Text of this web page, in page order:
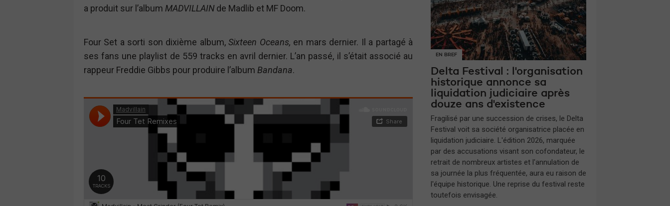
a produit sur l’album MADVILLAIN de Madlib et MF Doom.
Four Set a sorti son dixième album,Sixteen Oceans, en mars dernier. Il a partagé à
ses fans une playlist de 559 tracks en avril dernier. L’an passé, il s’était associé au
rappeur Freddie Gibbs pour produire l’album Bandana.
EN BREF
Delta Festival : l'organisation
historique annonce sa
liquidation judiciaire après
douze ans d'existence
Fragilisé par une succession de crises, le Delta
Festival voit sa société organisatrice placée en
liquidation judiciaire. L'édition 2026, marquée
par des accusations visant son cofondateur, le
retrait de nombreux artistes et l'annulation de
sa journée la plus fréquentée, aura eu raison de
l'équipe historique. Une reprise du festival reste
toutefois envisagée.